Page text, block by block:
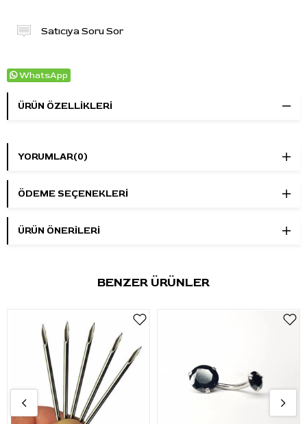
Satıcıya Soru Sor
WhatsApp
ÜRÜN ÖZELLIKLERI
YORUMLAR(0)
ÖDEME SEÇENEKLERI
ÜRÜN ÖNERILERI
BENZER ÜRÜNLER